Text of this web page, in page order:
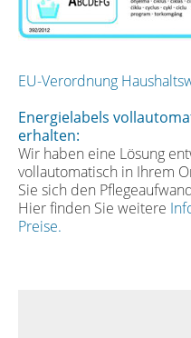
EU-Verordnung
Energielabels
erhalten:
Wir haben eine Lösung
vollautomatisch in Ihrem
Sie sich den
Hier finden Sie weitere
Preise.